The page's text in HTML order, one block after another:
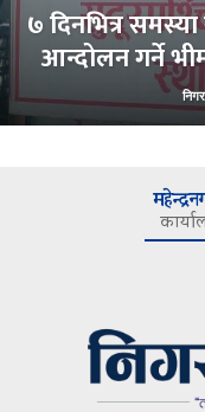
७ दिनभित्र
आन्दोलन गर्ने